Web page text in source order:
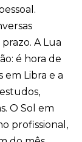
A Lua
é hora de
em Libra e a
O Sol em
profissional,